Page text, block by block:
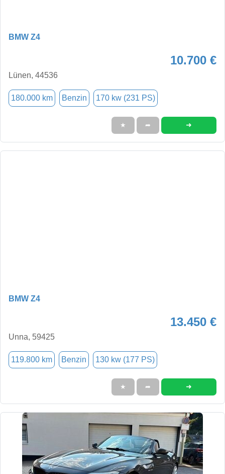
BMW Z4
10.700 €
Lünen, 44536
180.000 km Benzin 170 kw (231 PS)
★ ➦ ➜
BMW Z4
13.450 €
Unna, 59425
119.800 km Benzin 130 kw (177 PS)
★ ➦ ➜